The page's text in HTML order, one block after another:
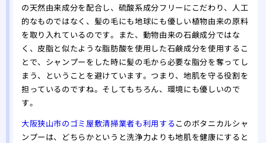
の天然由来成分を配合し、硫酸系成分フリーにこだわり、人工
的なものではなく、髪の毛にも地球にも優しい植物由来の原料
を取り入れているのです。また、動物由来の石鹸成分ではな
く、皮脂と似たような脂肪酸を使用した石鹸成分を使用するこ
とで、シャンプーをした時に髪の毛から必要な脂分を奪ってし
まう、ということを避けています。つまり、地肌を守る役割を
担っているのですね。そしてもちろん、環境にも優しいので
す。
大阪狭山市のゴミ屋敷清掃業者も利用するこのボタニカルシャ
ンプーは、どちらかというと洗浄力よりも地肌を健康にすると